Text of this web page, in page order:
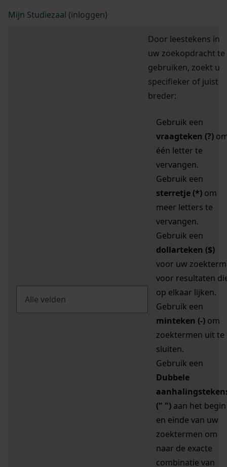
Mijn Studiezaal (inloggen)
Door leestekens in
uw zoekopdracht te
gebruiken, zoekt u
specifieker of juist
breder:
Gebruik een
vraagteken (?)
één letter te
vervangen.
Gebruik een
sterretje (*) om
meer letters te
vervangen.
Gebruik een
dollarteken ($)
voor uw zoekterm
voor resultaten
op elkaar lijken.
Gebruik een
minteken (-) om
zoektermen uit te
sluiten.
Gebruik een
Dubbele
(" ") aan het begin
en einde van uw
zoektermen om
naar de exacte
combinatie van